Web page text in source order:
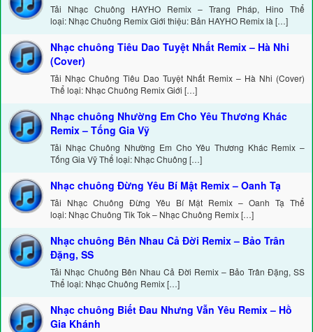
Tải Nhạc Chuông HAYHO Remix – Trang Pháp, Hino Thể
loại: Nhạc Chuông Remix Giới thiệu: Bản HAYHO Remix là […]
Nhạc chuông Tiêu Dao Tuyệt Nhất Remix – Hà Nhi
(Cover)
Tải Nhạc Chuông Tiêu Dao Tuyệt Nhất Remix – Hà Nhi (Cover)
Thể loại: Nhạc Chuông Remix Giới […]
Nhạc chuông Nhường Em Cho Yêu Thương Khác
Remix – Tống Gia Vỹ
Tải Nhạc Chuông Nhường Em Cho Yêu Thương Khác Remix –
Tống Gia Vỹ Thể loại: Nhạc Chuông […]
Nhạc chuông Đừng Yêu Bí Mật Remix – Oanh Tạ
Tải Nhạc Chuông Đừng Yêu Bí Mật Remix – Oanh Tạ Thể
loại: Nhạc Chuông Tik Tok – Nhạc Chuông Remix […]
Nhạc chuông Bên Nhau Cả Đời Remix – Bảo Trân
Đặng, SS
Tải Nhạc Chuông Bên Nhau Cả Đời Remix – Bảo Trân Đặng, SS
Thể loại: Nhạc Chuông Remix […]
Nhạc chuông Biết Đau Nhưng Vẫn Yêu Remix – Hồ
Gia Khánh